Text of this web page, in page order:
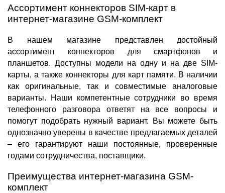
Ассортимент коннекторов SIM-карт в
интернет-магазине GSM-комплект
В нашем магазине представлен достойный
ассортимент коннекторов для смартфонов и
планшетов. Доступны модели на одну и на две SIM-
карты, а также коннекторы для карт памяти. В наличии
как оригинальные, так и совместимые аналоговые
варианты. Наши компетентные сотрудники во время
телефонного разговора ответят на все вопросы и
помогут подобрать нужный вариант. Вы можете быть
однозначно уверены в качестве предлагаемых деталей
– его гарантируют наши постоянные, проверенные
годами сотрудничества, поставщики.
Преимущества интернет-магазина GSM-
комплект